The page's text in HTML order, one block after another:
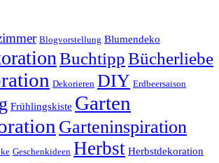
Blogvorstellung Blumendeko
BuchtippBücherliebe
Dekorieren DIY Erdbeersaison
Frühlingskiste Garten
Garteninspiration
Geschenkideen Herbst Herbstdekoration